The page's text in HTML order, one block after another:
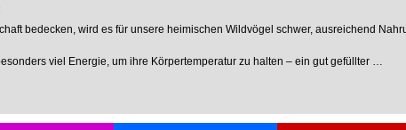
bedecken, wird es für unsere heimischen Wildvögel schwer, ausreichend
viel Energie, um ihre Körpertemperatur zu halten – ein gut gefüllter …